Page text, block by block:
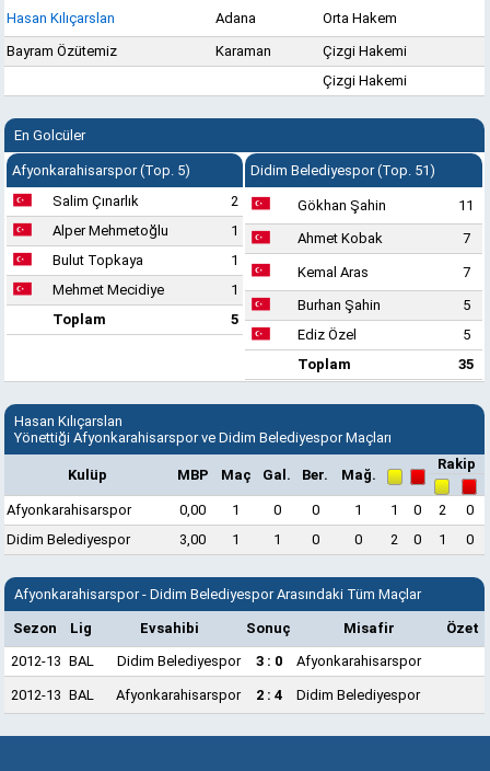
Hasan Kılıçarslan
Adana
Orta Hakem
Bayram Özütemiz
Karaman
Çizgi Hakemi
Çizgi Hakemi
En Golcüler
Afyonkarahisarspor (Top. 5)
Salim Çınarlık
2
Alper Mehmetoğlu
1
Bulut Topkaya
1
Mehmet Mecidiye
1
Toplam
5
Didim Belediyespor (Top. 51)
Gökhan Şahin
11
Ahmet Kobak
7
Kemal Aras
7
Burhan Şahin
5
Ediz Özel
5
Toplam
35
Hasan Kılıçarslan
Yönettiği Afyonkarahisarspor ve Didim Belediyespor Maçları
Kulüp MBP Maç Gal. Ber. Mağ.
Rakip
Afyonkarahisarspor 0,00 1 0 0 1 1 0 2
0
Didim Belediyespor
3,00 1 1 0 0 2 0 1 0
Afyonkarahisarspor - Didim Belediyespor Arasındaki Tüm Maçlar
Sezon Lig Evsahibi Sonuç Misafir
Özet
2012-13 BAL Didim Belediyespor 3 : 0 Afyonkarahisarspor
2012-13 BAL Afyonkarahisarspor 2 : 4 Didim Belediyespor